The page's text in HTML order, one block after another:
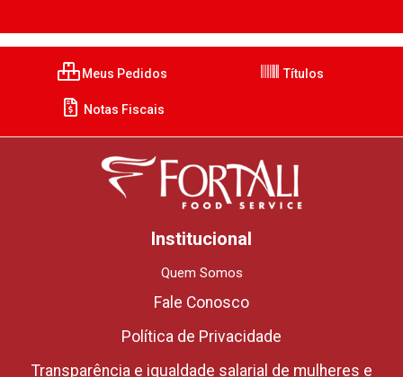
Meus Pedidos Títulos
Notas Fiscais
Institucional
Quem Somos
Fale Conosco
Política de Privacidade
Transparência e igualdade salarial de mulheres e